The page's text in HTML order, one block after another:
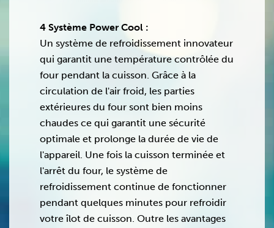
4 Système Power Cool :
Un système de refroidissement innovateur
qui garantit une température contrôlée du
four pendant la cuisson. Grâce à la
circulation de l'air froid, les parties
extérieures du four sont bien moins
chaudes ce qui garantit une sécurité
optimale et prolonge la durée de vie de
l'appareil. Une fois la cuisson terminée et
l'arrêt du four, le système de
refroidissement continue de fonctionner
pendant quelques minutes pour refroidir
votre îlot de cuisson. Outre les avantages